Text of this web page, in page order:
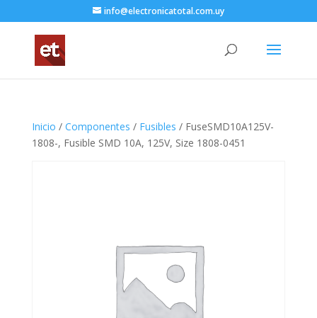
info@electronicatotal.com.uy
Inicio / Componentes / Fusibles / FuseSMD10A125V-
1808-, Fusible SMD 10A, 125V, Size 1808-0451